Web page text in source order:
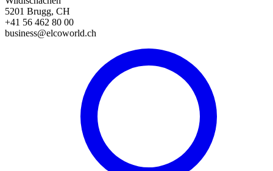
5201 Brugg, CH
+41 56 462 80 00
business@elcoworld.ch